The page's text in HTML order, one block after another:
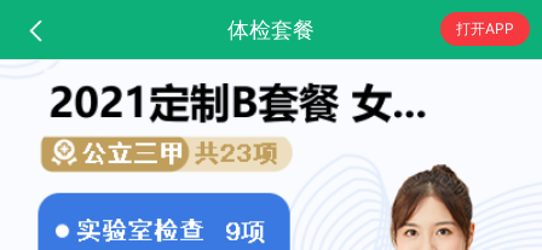
体检套餐 打开APP